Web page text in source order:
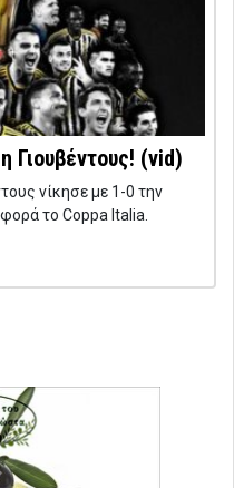
Γιουβέντους! (vid)
νίκησε με 1-0 την
το Coppa Italia.